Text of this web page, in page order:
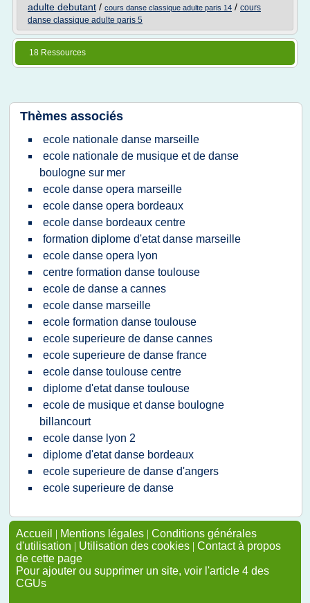
adulte debutant / cours danse classique adulte paris 14 / cours
danse classique adulte paris 5
18 Ressources
Thèmes associés
ecole nationale danse marseille
ecole nationale de musique et de danse
boulogne sur mer
ecole danse opera marseille
ecole danse opera bordeaux
ecole danse bordeaux centre
formation diplome d'etat danse marseille
ecole danse opera lyon
centre formation danse toulouse
ecole de danse a cannes
ecole danse marseille
ecole formation danse toulouse
ecole superieure de danse cannes
ecole superieure de danse france
ecole danse toulouse centre
diplome d'etat danse toulouse
ecole de musique et danse boulogne
billancourt
ecole danse lyon 2
diplome d'etat danse bordeaux
ecole superieure de danse d'angers
ecole superieure de danse
Accueil | Mentions légales | Conditions générales
d'utilisation | Utilisation des cookies | Contact à propos
de cette page
Pour ajouter ou supprimer un site, voir l'article 4 des
CGUs